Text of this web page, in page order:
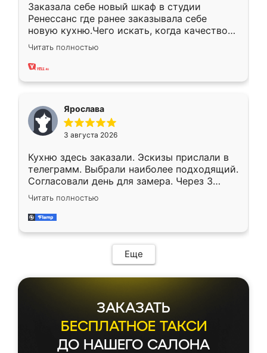
Заказала себе новый шкаф в студии
Ренессанс где ранее заказывала себе
новую кухню.Чего искать, когда качеством
вполне довольна. Служит кухня уже почти
два года, нареканий нет.
Читать полностью
Ярослава
3 августа 2026
Кухню здесь заказали. Эскизы прислали в
телеграмм. Выбрали наиболее подходящий.
Согласовали день для замера. Через 3
недели кухня была уже готова. Остались
довольны работой. Спасибо Ренессанс
мебель за качественную работу!
Читать полностью
Еще
ЗАКАЗАТЬ
БЕСПЛАТНОЕ ТАКСИ
ДО НАШЕГО САЛОНА